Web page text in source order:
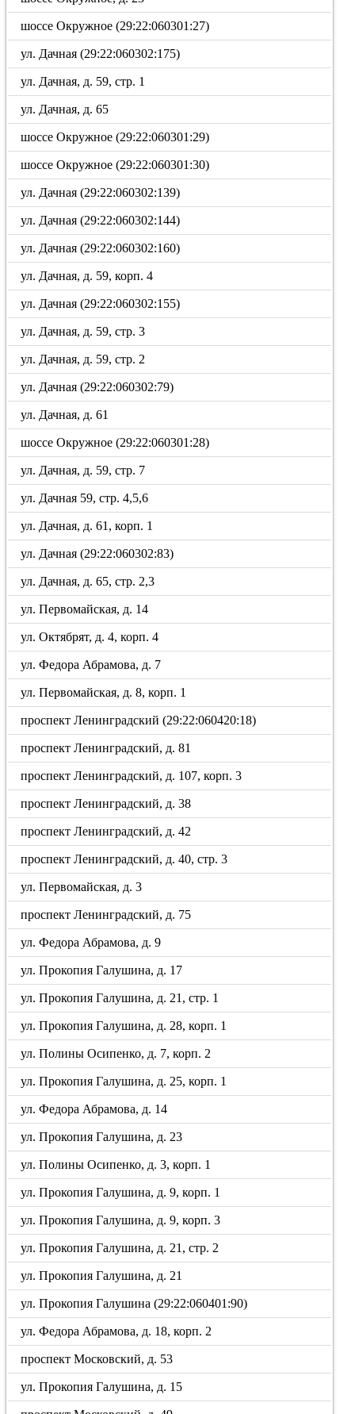
шоссе Окружное (29:22:060301:27)
ул. Дачная (29:22:060302:175)
ул. Дачная, д. 59, стр. 1
ул. Дачная, д. 65
шоссе Окружное (29:22:060301:29)
шоссе Окружное (29:22:060301:30)
ул. Дачная (29:22:060302:139)
ул. Дачная (29:22:060302:144)
ул. Дачная (29:22:060302:160)
ул. Дачная, д. 59, корп. 4
ул. Дачная (29:22:060302:155)
ул. Дачная, д. 59, стр. 3
ул. Дачная, д. 59, стр. 2
ул. Дачная (29:22:060302:79)
ул. Дачная, д. 61
шоссе Окружное (29:22:060301:28)
ул. Дачная, д. 59, стр. 7
ул. Дачная 59, стр. 4,5,6
ул. Дачная, д. 61, корп. 1
ул. Дачная (29:22:060302:83)
ул. Дачная, д. 65, стр. 2,3
ул. Первомайская, д. 14
ул. Октябрят, д. 4, корп. 4
ул. Федора Абрамова, д. 7
ул. Первомайская, д. 8, корп. 1
проспект Ленинградский (29:22:060420:18)
проспект Ленинградский, д. 81
проспект Ленинградский, д. 107, корп. 3
проспект Ленинградский, д. 38
проспект Ленинградский, д. 42
проспект Ленинградский, д. 40, стр. 3
ул. Первомайская, д. 3
проспект Ленинградский, д. 75
ул. Федора Абрамова, д. 9
ул. Прокопия Галушина, д. 17
ул. Прокопия Галушина, д. 21, стр. 1
ул. Прокопия Галушина, д. 28, корп. 1
ул. Полины Осипенко, д. 7, корп. 2
ул. Прокопия Галушина, д. 25, корп. 1
ул. Федора Абрамова, д. 14
ул. Прокопия Галушина, д. 23
ул. Полины Осипенко, д. 3, корп. 1
ул. Прокопия Галушина, д. 9, корп. 1
ул. Прокопия Галушина, д. 9, корп. 3
ул. Прокопия Галушина, д. 21, стр. 2
ул. Прокопия Галушина, д. 21
ул. Прокопия Галушина (29:22:060401:90)
ул. Федора Абрамова, д. 18, корп. 2
проспект Московский, д. 53
ул. Прокопия Галушина, д. 15